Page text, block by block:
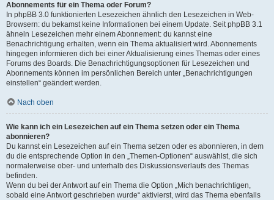
Abonnements für ein Thema oder Forum?
In phpBB 3.0 funktionierten Lesezeichen ähnlich den Lesezeichen in Web-
Browsern: du bekamst keine Informationen bei einem Update. Seit phpBB 3.1
ähneln Lesezeichen mehr einem Abonnement: du kannst eine
Benachrichtigung erhalten, wenn ein Thema aktualisiert wird. Abonnements
hingegen informieren dich bei einer Aktualisierung eines Themas oder eines
Forums des Boards. Die Benachrichtigungsoptionen für Lesezeichen und
Abonnements können im persönlichen Bereich unter „Benachrichtigungen
einstellen“ geändert werden.
Nach oben
Wie kann ich ein Lesezeichen auf ein Thema setzen oder ein Thema
abonnieren?
Du kannst ein Lesezeichen auf ein Thema setzen oder es abonnieren, in dem
du die entsprechende Option in den „Themen-Optionen“ auswählst, die sich
normalerweise ober- und unterhalb des Diskussionsverlaufs des Themas
befinden.
Wenn du bei der Antwort auf ein Thema die Option „Mich benachrichtigen,
sobald eine Antwort geschrieben wurde“ aktivierst, wird das Thema ebenfalls